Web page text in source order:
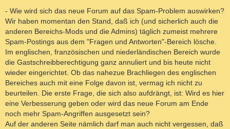
- Wie wird sich das neue Forum auf das Spam-Problem auswirken?
Wir haben momentan den Stand, daß ich (und sicherlich auch die
anderen Bereichs-Mods und die Admins) täglich zumeist mehrere
Spam-Postings aus dem "Fragen und Antworten"-Bereich lösche.
Im englischen, französischen und niederländischen Bereich wurde
die Gastschreibberechtigung ganz annuliert und bis heute nicht
wieder eingerichtet. Ob das nahezue Brachliegen des englischen
Bereiches auch mit eine Folge davon ist, vermag ich nicht zu
beurteilen. Die erste Frage, die sich also aufdrängt, ist: Wird es hier
eine Verbesserung geben oder wird das neue Forum am Ende
noch mehr Spam-Angriffen ausgesetzt sein?
Auf der anderen Seite nämlich darf man auch nicht vergessen, daß